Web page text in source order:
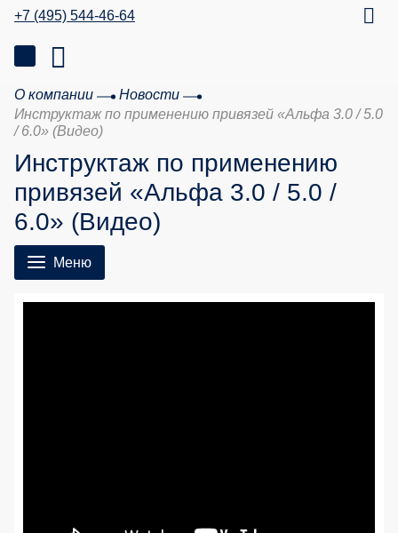
+7 (495) 544-46-64
О компании
Новости
Инструктаж по применению привязей «Альфа 3.0 / 5.0
/ 6.0» (Видео)
Инструктаж по применению
привязей «Альфа 3.0 / 5.0 /
6.0» (Видео)
Меню